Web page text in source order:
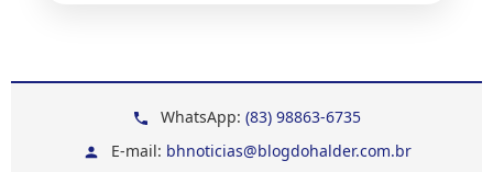
WhatsApp: (83) 98863-6735
E-mail: bhnoticias@blogdohalder.com.br